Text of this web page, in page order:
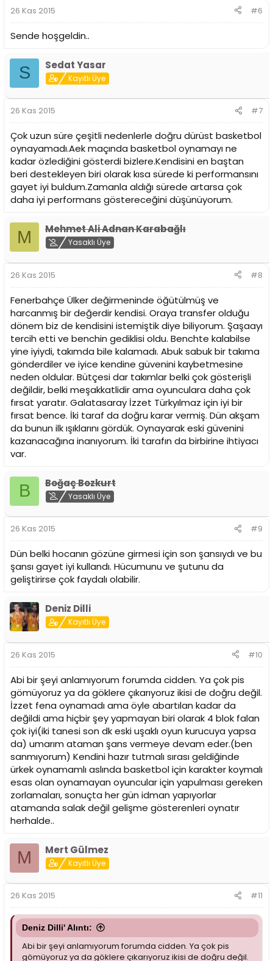
26 Kas 2015 #6
Sende hoşgeldin..
S Sedat Yasar
Kayıtlı Üye
26 Kas 2015 #7
Çok uzun süre çeşitli nedenlerle doğru dürüst basketbol
oynayamadı.Aek maçında basketbol oynamayı ne
kadar özlediğini gösterdi bizlere.Kendisini en baştan
beri destekleyen biri olarak kısa sürede ki performansını
gayet iyi buldum.Zamanla aldığı sürede artarsa çok
daha iyi performans göstereceğini düşünüyorum.
M Mehmet Ali Adnan Karabağlı
Yasaklı Üye
26 Kas 2015 #8
Fenerbahçe Ülker değirmeninde öğütülmüş ve
harcanmış bir değerdir kendisi. Oraya transfer olduğu
dönem biz de kendisini istemiştik diye biliyorum. Şaşaayı
tercih etti ve benchin gediklisi oldu. Benchte kalabilse
yine iyiydi, takımda bile kalamadı. Abuk sabuk bir takıma
gönderdiler ve iyice kendine güvenini kaybetmesine
neden oldular. Bütçesi dar takımlar belki çok gösterişli
değildir, belki meşakkatlidir ama oyunculara daha çok
fırsat yaratır. Galatasaray İzzet Türkyılmaz için iyi bir
fırsat bence. İki taraf da doğru karar vermiş. Dün akşam
da bunun ilk ışıklarını gördük. Oynayarak eski güvenini
kazanacağına inanıyorum. İki tarafın da birbirine ihtiyacı
var.
B Boğaç Bozkurt
Yasaklı Üye
26 Kas 2015 #9
Dün belki hocanın gözüne girmesi için son şansıydı ve bu
şansı gayet iyi kullandı. Hücumunu ve şutunu da
geliştirirse çok faydalı olabilir.
Deniz Dilli
Kayıtlı Üye
26 Kas 2015 #10
Abi bir şeyi anlamıyorum forumda cidden. Ya çok pis
gömüyoruz ya da göklere çıkarıyoruz ikisi de doğru değil.
İzzet fena oynamadı ama öyle abartılan kadar da
değildi ama hiçbir şey yapmayan biri olarak 4 blok falan
çok iyi(iki tanesi son dk eski uşaklı oyun kurucuya yapsa
da) umarım ataman şans vermeye devam eder.(ben
sanmıyorum) Kendini hazır tutmalı sırası geldiğinde
ürkek oynamamlı aslında basketbol için karakter koymalı
esas olan oynamayan oyuncular için yapulması gereken
zorlamaları, sonuçta her gün idman yapıyorlar
atamanda salak değil gelişme gösterenleri oynatır
herhalde..
M Mert Gülmez
Kayıtlı Üye
26 Kas 2015 #11
Deniz Dilli' Alıntı:
Abi bir şeyi anlamıyorum forumda cidden. Ya çok pis
gömüyoruz ya da göklere çıkarıyoruz ikisi de doğru değil.